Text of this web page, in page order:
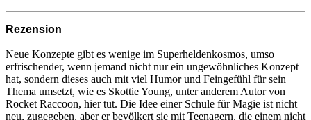
Rezension
Neue Konzepte gibt es wenige im Superheldenkosmos, umso
erfrischender, wenn jemand nicht nur ein ungewöhnliches Konzept
hat, sondern dieses auch mit viel Humor und Feingefühl für sein
Thema umsetzt, wie es Skottie Young, unter anderem Autor von
Rocket Raccoon, hier tut. Die Idee einer Schule für Magie ist nicht
neu, zugegeben, aber er bevölkert sie mit Teenagern, die einem nicht